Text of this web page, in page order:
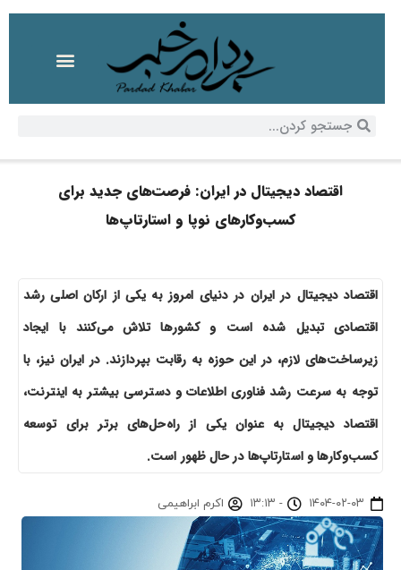
اقتصاد دیجیتال در ایران: فرصت‌های جدید برای
کسب‌وکارهای نوپا و استارتاپ‌ها
اقتصاد دیجیتال در ایران در دنیای امروز به یکی از ارکان اصلی رشد
اقتصادی تبدیل شده است و کشورها تلاش می‌کنند با ایجاد
زیرساخت‌های لازم، در این حوزه به رقابت بپردازند. در ایران نیز، با
توجه به سرعت رشد فناوری اطلاعات و دسترسی بیشتر به اینترنت،
اقتصاد دیجیتال به عنوان یکی از راه‌حل‌های برتر برای توسعه
کسب‌وکارها و استارتاپ‌ها در حال ظهور است.
۱۴۰۴-۰۲-۰۳ - ۱۳:۱۳ اکرم ابراهیمی